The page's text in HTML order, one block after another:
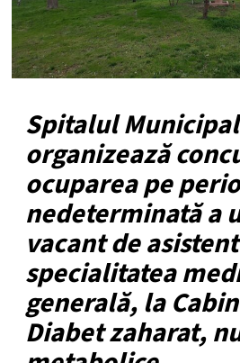
Spitalul
organizează
ocuparea pe
nedeterminată a
vacant de
specialitatea
generală, la
Diabet zaharat,